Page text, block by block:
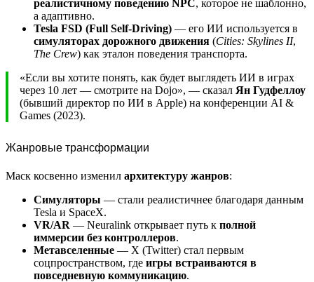
реалистичному поведению NPC, которое не шаблонно,
а адаптивно.
Tesla FSD (Full Self-Driving) — его ИИ используется в
симуляторах дорожного движения (Cities: Skylines II,
The Crew) как эталон поведения транспорта.
«Если вы хотите понять, как будет выглядеть ИИ в играх
через 10 лет — смотрите на Dojo», — сказал Ян Гудфеллоу
(бывший директор по ИИ в Apple) на конференции AI &
Games (2023).
Жанровые трансформации
Маск косвенно изменил архитектуру жанров:
Симуляторы — стали реалистичнее благодаря данным
Tesla и SpaceX.
VR/AR — Neuralink открывает путь к полной
иммерсии без контроллеров.
Метавселенные — X (Twitter) стал первым
соцпространством, где игры встраиваются в
повседневную коммуникацию.